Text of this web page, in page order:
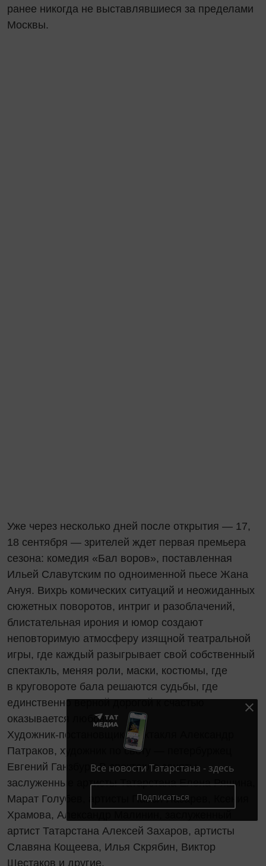
ранее никогда не выставлявшиеся за пределами
Москвы.
Уже через несколько дней после открытия — 17,
18 сентября — зрителей ждет первая премьера
сезона: комедия «Бал воров», поставленная
Ильей Славутским по одноименной пьесе Жана
Ануя. Вихрь комических ситуаций и неожиданных
сюжетных поворотов, интриг и разоблачений,
блистательная ирония и юмор создают
неповторимую атмосферу изящной театральной
игры, где каждый разыгрывает свой собственный
спектакль, меняя роли, маски, костюмы, где
в круговороте бала решаются судьбы, где
единственно верной дорогой к счастью
оказывается любовь.
Художник-постановщик спектакля Александр
Патраков, художник по свету — петербуржец
Евгений Ганзбург. В спектакле заняты
заслуженные артисты Татарстана Елена Ряшина,
Марат Голубев, артисты Павел Лазарев, Ксения
Храмова, Александр Малинин, заслуженный
артист Татарстана Алексей Захаров, артисты
Славяна Кощеева, Илья Скрябин, Виктор
Шестаков и другие.
Все новости Татарстана - здесь
Подписаться